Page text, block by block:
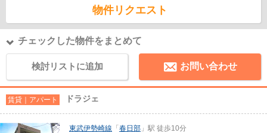
物件リクエスト
チェックした物件をまとめて
検討リストに追加 お問い合わせ
賃貸｜アパート ドラジェ
東武伊勢崎線 「 春日部 」駅 徒歩10分